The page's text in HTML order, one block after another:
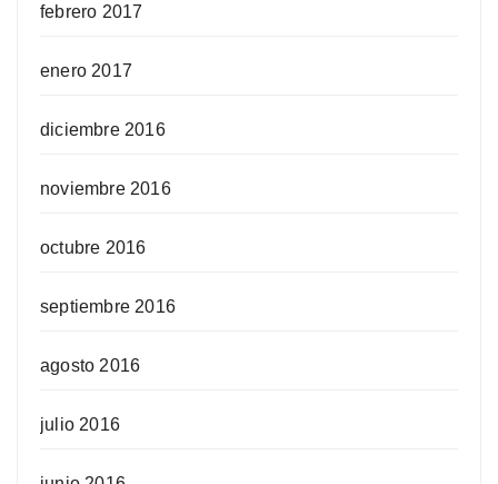
febrero 2017
enero 2017
diciembre 2016
noviembre 2016
octubre 2016
septiembre 2016
agosto 2016
julio 2016